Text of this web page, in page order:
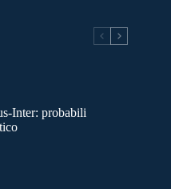
Inter: probabili